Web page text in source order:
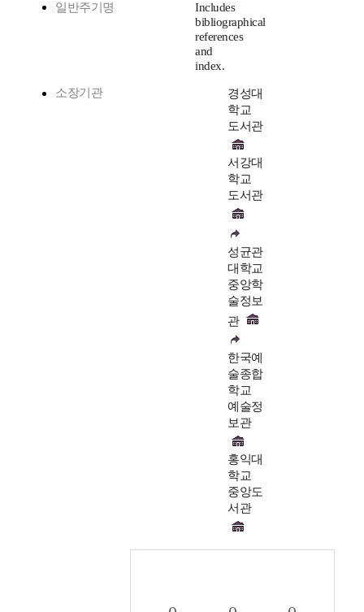
일반주기명
Includes
bibliographical
references
and
index.
소장기관
경성대
학교
도서관
서강대
학교
도서관
성균관
대학교
중앙학
술정보
관
한국예
술종합
학교
예술정
보관
홍익대
학교
중앙도
서관